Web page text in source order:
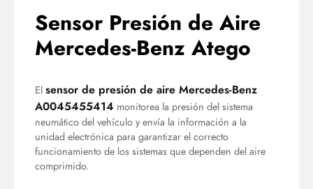
Sensor Presión de Aire
Mercedes-Benz Atego
El sensor de presión de aire Mercedes-Benz
A0045455414 monitorea la presión del sistema
neumático del vehículo y envía la información a la
unidad electrónica para garantizar el correcto
funcionamiento de los sistemas que dependen del aire
comprimido.